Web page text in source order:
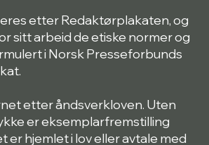
etter Redaktørplakaten, og
sitt arbeid de etiske normer og
i Norsk Presseforbunds
etter åndsverkloven. Uten
er eksemplarfremstilling
er hjemlet i lov eller avtale med